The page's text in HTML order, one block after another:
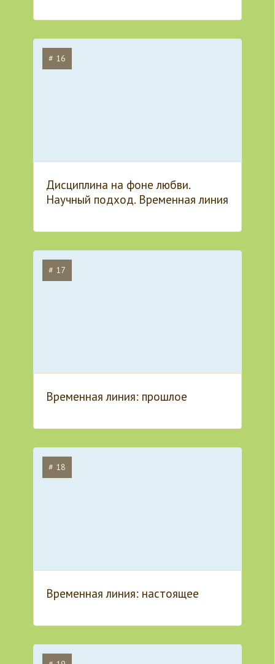
# 16
Дисциплина на фоне любви.
Научный подход. Временная линия
# 17
Временная линия: прошлое
# 18
Временная линия: настоящее